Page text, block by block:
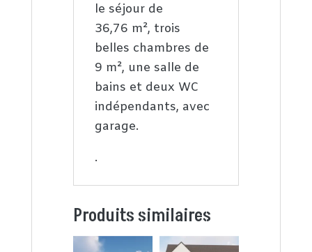
le séjour de
36,76 m², trois
belles chambres de
9 m², une salle de
bains et deux WC
indépendants, avec
garage.
.
Produits similaires